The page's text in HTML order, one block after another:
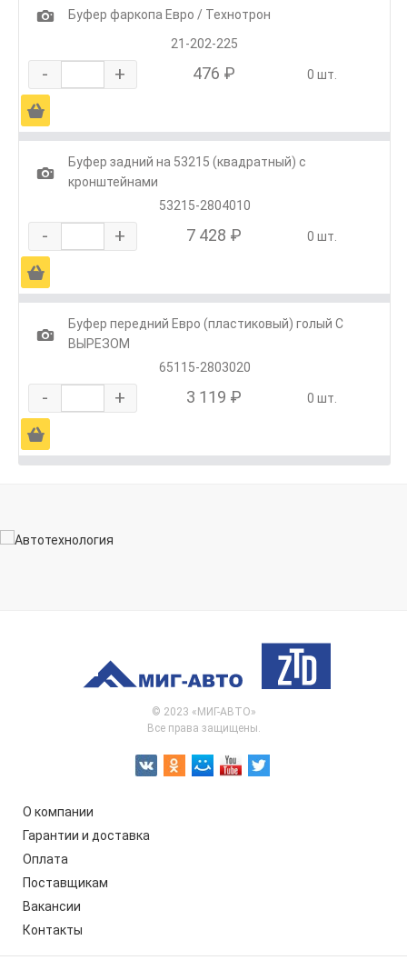
1
Буфер фаркопа Евро / Технотрон
21-202-225
- + 476 ₽ 0 шт.
Ä
1
Буфер задний на 53215 (квадратный) с
кронштейнами
53215-2804010
- + 7 428 ₽ 0 шт.
Ä
1
Буфер передний Евро (пластиковый) голый С
ВЫРЕЗОМ
65115-2803020
- + 3 119 ₽ 0 шт.
Ä
© 2023 «МИГ-АВТО»
Все права защищены.
О компании
Гарантии и доставка
Оплата
Поставщикам
Вакансии
Контакты